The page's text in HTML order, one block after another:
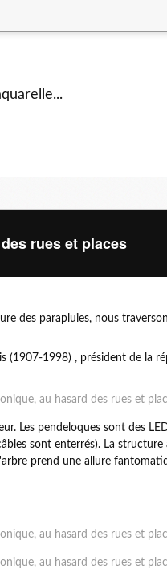
rues et places
des parapluies, nous
(1907-1998) , président de la
Les pendeloques sont des
sont enterrés). La
prend une allure